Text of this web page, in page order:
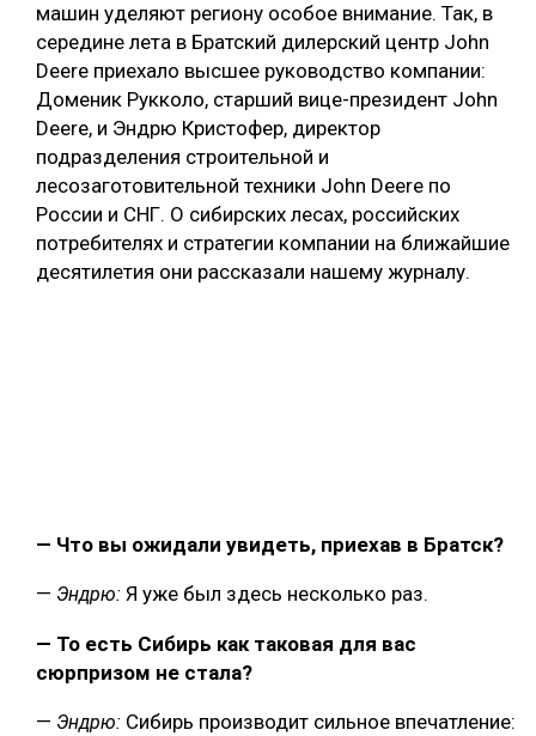
машин уделяют региону особое внимание. Так, в
середине лета в Братский дилерский центр John
Deere приехало высшее руководство компании:
Доменик Рукколо, старший вице-президент John
Deere, и Эндрю Кристофер, директор
подразделения строительной и
лесозаготовительной техники John Deere по
России и СНГ. О сибирских лесах, российских
потребителях и стратегии компании на ближайшие
десятилетия они рассказали нашему журналу.
— Что вы ожидали увидеть, приехав в Братск?
— Эндрю: Я уже был здесь несколько раз.
— То есть Сибирь как таковая для вас
сюрпризом не стала?
— Эндрю: Сибирь производит сильное впечатление: